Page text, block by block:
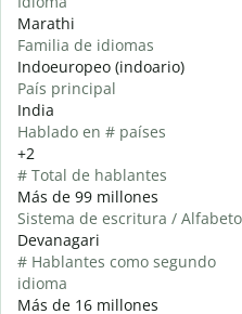
Marathi
Familia de idiomas
Indoeuropeo (indoario)
País principal
India
Hablado en # países
+2
# Total de hablantes
Más de 99 millones
Sistema de escritura / Alfabeto
Devanagari
# Hablantes como segundo
idioma
Más de 16 millones